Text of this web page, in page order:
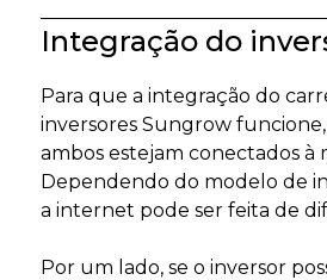
Integração do
Para que a integração do
inversores Sungrow
ambos estejam conectados à
Dependendo do modelo de
a internet pode ser feita de
Por um lado, se o inversor